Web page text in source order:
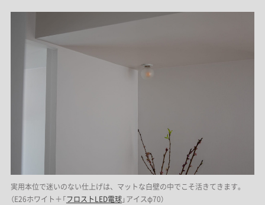
実用本位で迷いのない仕上げは、マットな白壁の中でこそ活きてきます。
（E26ホワイト＋「フロストLED電球」アイスφ70）